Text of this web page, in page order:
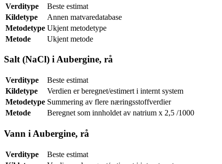
Verditype
Beste estimat
Kildetype
Annen matvaredatabase
Metodetype Ukjent metodetype
Metode
Ukjent metode
Salt (NaCl) i Aubergine, rå
Verditype
Beste estimat
Kildetype
Verdien er beregnet/estimert i internt system
Metodetype Summering av flere næringsstoffverdier
Metode
Beregnet som innholdet av natrium x 2,5 /1000
Vann i Aubergine, rå
Verditype
Beste estimat